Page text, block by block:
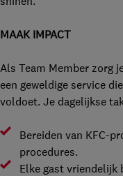
MAAK IMPACT
Als Team Member zorg
een geweldige service
voldoet. Je dagelijkse
Bereiden van KFC-
procedures.
Elke gast vriendelijk